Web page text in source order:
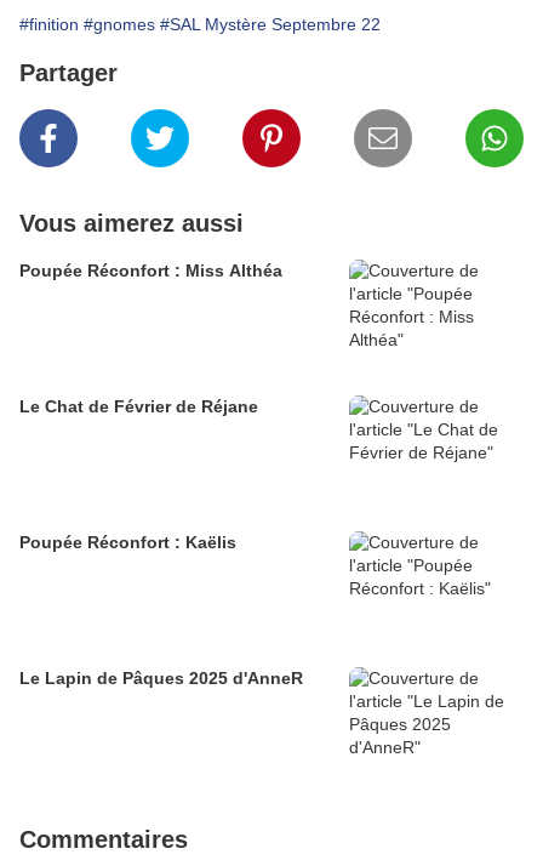
#finition #gnomes #SAL Mystère Septembre 22
Partager
Vous aimerez aussi
Poupée Réconfort : Miss Althéa
Le Chat de Février de Réjane
Poupée Réconfort : Kaëlis
Le Lapin de Pâques 2025 d'AnneR
Commentaires